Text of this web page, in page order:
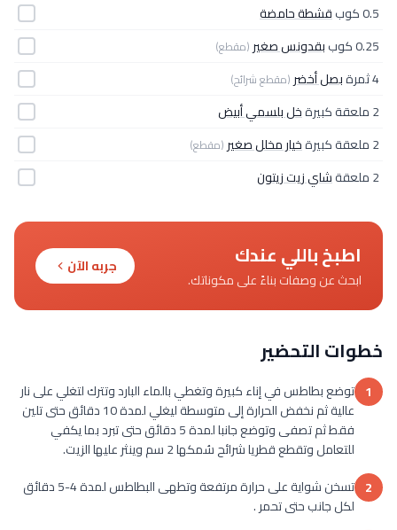
0.5 كوب
قشطة حامضة
0.25 كوب
بقدونس صغير (مقطع)
4 ثمرة بصل أخضر (مقطع شرائح)
2 ملعقة كبيرة
خل بلسمي أبيض
2 ملعقة كبيرة
خيار مخلل صغير (مقطع)
2 ملعقة شاي زيت زيتون
اطبخ باللي عندك
ابحث عن وصفات بناءً على مكوناتك.
جربه الآن
خطوات التحضير
1 توضع بطاطس في إناء كبيرة وتغطي بالماء البارد وتترك لتغلي على نار
عالية ثم نخفض الحرارة إلى متوسطة ليغلي لمدة 10 دقائق حتى تلين
فقط ثم تصفى وتوضع جانبا لمدة 5 دقائق حتى تبرد بما يكفي
للتعامل وتقطع قطريا شرائح سُمكها 2 سم وينثر عليها الزيت.
2
تسخن شواية على حرارة مرتفعة وتطهى البطاطس لمدة 4-5 دقائق
لكل جانب حتى تحمر .